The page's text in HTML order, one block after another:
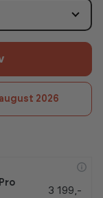
2026
3 199,-